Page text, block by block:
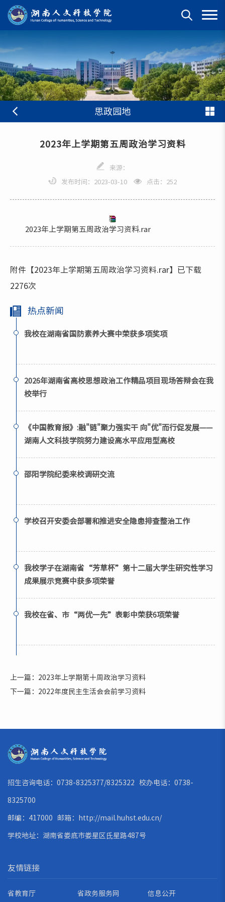
思政园地
2023年上学期第五周政治学习资料
来源：
发布时间：2023-03-10 点击： 252
2023年上学期第五周政治学习资料.rar
附件【2023年上学期第五周政治学习资料.rar】已下载
2276次
热点新闻
我校在湖南省国防素养大赛中荣获多项奖项
2026年湖南省高校思想政治工作精品项目现场答辩会在我
校举行
《中国教育报》:融"链"聚力强实干 向"优"而行促发展——
湖南人文科技学院努力建设高水平应用型高校
邵阳学院纪委来校调研交流
学校召开安委会部署和推进安全隐患排查整治工作
我校学子在湖南省“芳草杯”第十二届大学生研究性学习
成果展示竞赛中获多项荣誉
我校在省、市“两优一先”表彰中荣获6项荣誉
上一篇：2023年上学期第十周政治学习资料
下一篇：2022年度民主生活会会前学习资料
招生咨询电话：0738-8325377/8325322 校办电话：0738-
8325700
邮编：417000 邮箱： http://mail.huhst.edu.cn/
学校地址：湖南省娄底市娄星区氐星路487号
友情链接
省教育厅 省政务服务网 信息公开